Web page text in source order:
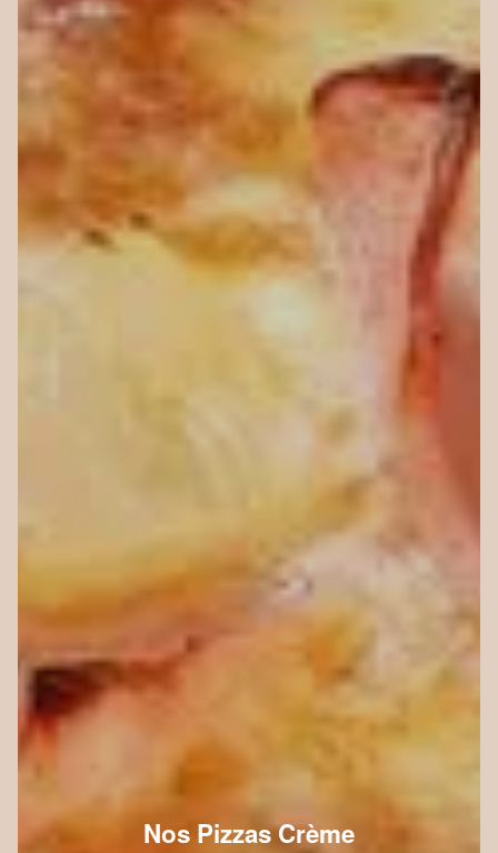
Nos Pizzas Crème